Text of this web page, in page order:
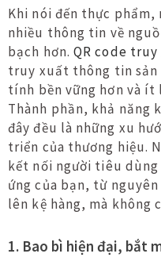
Khi nói đến thực
nhiều thông tin về
bạch hơn.QR code
truy xuất thông tin sản
tính bền vững hơn và ít
Thành phần, khả năng
đây đều là những xu
triển của thương hiệu.
kết nối người tiêu
ứng của bạn, từ
lên kệ hàng, mà không
1. Bao bì hiện đại, bắt